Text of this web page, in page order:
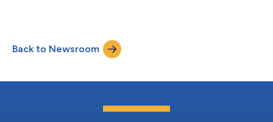
progettazione e runtime per creare, pubblicare e gestire agenti
basati sull’IA senza l’uso di codice. Boomi considera questo
riconoscimento una dimostrazione...
Back to Newsroom